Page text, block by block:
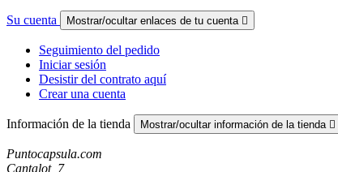
Su cuenta Mostrar/ocultar enlaces de tu cuenta 
Seguimiento del pedido
Iniciar sesión
Desistir del contrato aquí
Crear una cuenta
Información de la tienda Mostrar/ocultar información de la tienda 
Puntocapsula.com
Cantalot, 7